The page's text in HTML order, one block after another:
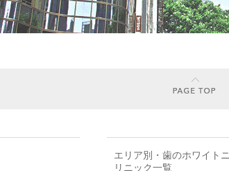
エリア別・ 歯のホワイト
リニック一覧